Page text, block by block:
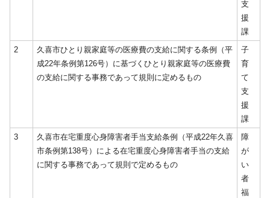
支
援
課
2
久喜市ひとり親家庭等の医療費の支給に関する条例（平
成22年条例第126号）に基づくひとり親家庭等の医療費
の支給に関する事務であって規則に定めるもの
子
育
て
支
援
課
3
久喜市在宅重度心身障害者手当支給条例（平成22年久喜
市条例第138号）による在宅重度心身障害者手当の支給
に関する事務であって規則で定めるもの
障
が
い
者
福